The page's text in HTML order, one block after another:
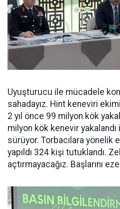
Uyuşturucu ile mücadele
sahadayız. Hint keneviri
2 yıl önce 99 milyon kök
milyon kök kenevir
sürüyor. Torbacılara yönelik
yapıldı 324 kişi tutuklandı.
açtırmayacağız. Başlarını